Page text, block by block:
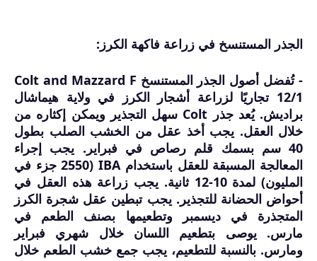
الجذر المستنسخ في زراعة فاكهة الكرز:
- تُفضل أصول الجذر المستنسخ Colt and Mazzard F
12/1 تجاريًا لزراعة أشجار الكرز في ولاية هيماشال
براديش. يُعد جذر Colt سهل التجذير ويمكن إكثاره من
خلال العقل. يجب أخذ عقل من الخشب الصلب بطول
40 سم بسمك قلم رصاص في فبراير. يجب إجراء
المعالجة المسبقة للعقل باستخدام IBA (2550 جزء في
المليون) لمدة 10-12 ثانية. يجب زراعة هذه العقل في
أحواض الحضانة للتجذير. يجب تبطين عقل شجرة الكرز
المتجذرة في ديسمبر وتطعيمها بصنف الطعم في
مارس. يوصى بتطعيم اللسان خلال شهري فبراير
ومارس. بالنسبة للتطعيم، يجب جمع خشب الطعم خلال